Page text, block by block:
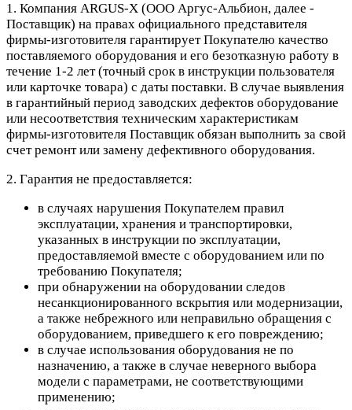
1. Компания ARGUS-X (ООО Аргус-Альбион, далее -
Поставщик) на правах официального представителя
фирмы-изготовителя гарантирует Покупателю качество
поставляемого оборудования и его безотказную работу в
течение 1-2 лет (точный срок в инструкции пользователя
или карточке товара) с даты поставки. В случае выявления
в гарантийный период заводских дефектов оборудование
или несоответствия техническим характеристикам
фирмы-изготовителя Поставщик обязан выполнить за свой
счет ремонт или замену дефективного оборудования.
2. Гарантия не предоставляется:
в случаях нарушения Покупателем правил
эксплуатации, хранения и транспортировки,
указанных в инструкции по эксплуатации,
предоставляемой вместе с оборудованием или по
требованию Покупателя;
при обнаружении на оборудовании следов
несанкционированного вскрытия или модернизации,
а также небрежного или неправильно обращения с
оборудованием, приведшего к его повреждению;
в случае использования оборудования не по
назначению, а также в случае неверного выбора
модели с параметрами, не соответствующими
применению;